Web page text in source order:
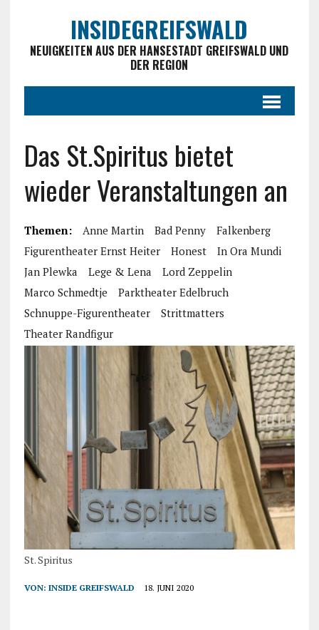
INSIDEGREIFSWALD
NEUIGKEITEN AUS DER HANSESTADT GREIFSWALD UND
DER REGION
Das St.Spiritus bietet
wieder Veranstaltungen an
Themen: Anne Martin Bad Penny
Falkenberg
Figurentheater Ernst Heiter
Honest
In Ora Mundi
Jan Plewka
Lege & Lena
Lord Zeppelin
Marco Schmedtje
Parktheater Edelbruch
Schnuppe-Figurentheater
Strittmatters
Theater Randfigur
St. Spiritus
VON: INSIDE GREIFSWALD 18. JUNI 2020